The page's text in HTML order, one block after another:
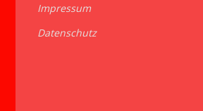
Impressum
Datenschutz